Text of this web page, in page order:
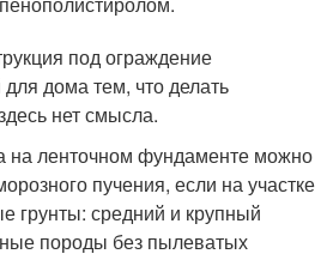
под ограждение
для дома тем, что делать
нет смысла.
на ленточном фундаменте можно
пучения, если на участке
грунты: средний и крупный
породы без пылеватых